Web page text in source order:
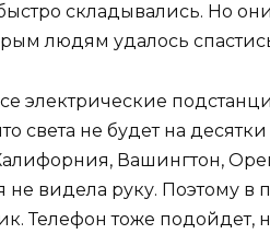
складывались. Но
людям удалось
электрические
света не будет на
Вашингтон,
не видела руку. Поэтому в
Телефон тоже подойдет,